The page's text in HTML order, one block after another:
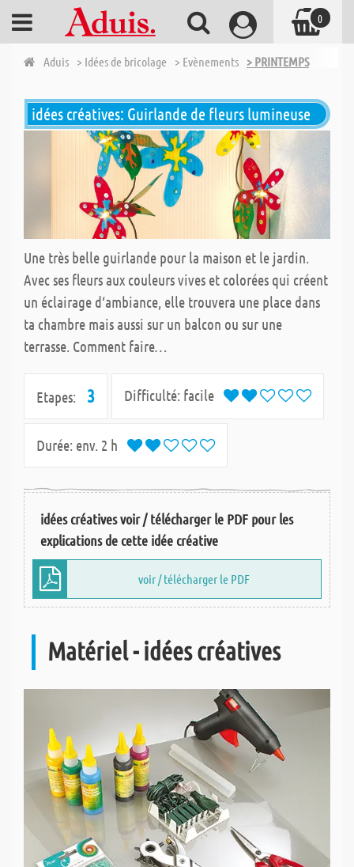
Aduis > Idées de bricolage > Evènements > PRINTEMPS
idées créatives: Guirlande de fleurs lumineuse
Une très belle guirlande pour la maison et le jardin.
Avec ses fleurs aux couleurs vives et colorées qui créent
un éclairage d‘ambiance, elle trouvera une place dans
ta chambre mais aussi sur un balcon ou sur une
terrasse. Comment faire…
Etapes: 3 Difficulté: facile
Durée: env. 2 h
idées créatives voir / télécharger le PDF pour les
explications de cette idée créative
voir / télécharger le PDF
Matériel - idées créatives
0